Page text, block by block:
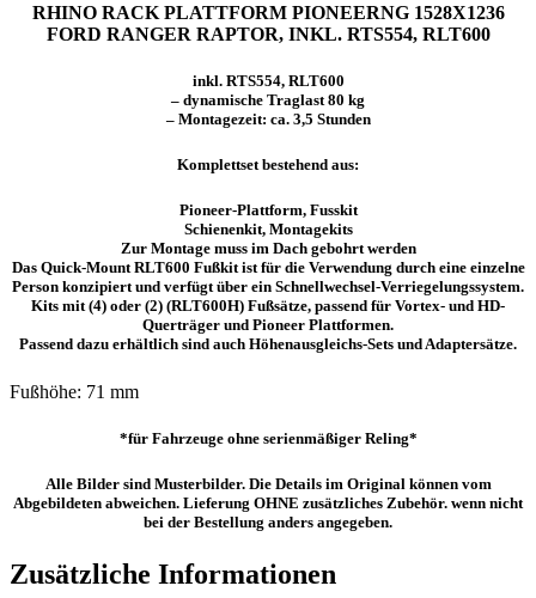
RHINO RACK PLATTFORM PIONEERNG 1528X1236
FORD RANGER RAPTOR, INKL. RTS554, RLT600
inkl. RTS554, RLT600
– dynamische Traglast 80 kg
– Montagezeit: ca. 3,5 Stunden
Komplettset bestehend aus:
Pioneer-Plattform, Fusskit
Schienenkit, Montagekits
Zur Montage muss im Dach gebohrt werden
Das Quick-Mount RLT600 Fußkit ist für die Verwendung durch eine einzelne
Person konzipiert und verfügt über ein Schnellwechsel-Verriegelungssystem.
Kits mit (4) oder (2) (RLT600H) Fußsätze, passend für Vortex- und HD-
Querträger und Pioneer Plattformen.
Passend dazu erhältlich sind auch Höhenausgleichs-Sets und Adaptersätze.
Fußhöhe: 71 mm
*für Fahrzeuge ohne serienmäßiger Reling*
Alle Bilder sind Musterbilder. Die Details im Original können vom
Abgebildeten abweichen. Lieferung OHNE zusätzliches Zubehör. wenn nicht
bei der Bestellung anders angegeben.
Zusätzliche Informationen